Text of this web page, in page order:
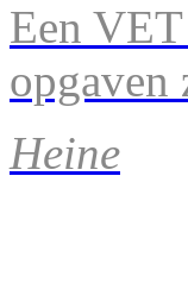
Een
opgaven
Heine